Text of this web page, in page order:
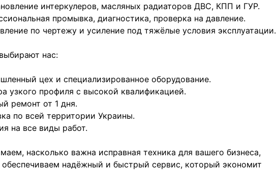
интеркулеров, масляных радиаторов ДВС, КПП и ГУР.
промывка, диагностика, проверка на давление.
по чертежу и усиление под тяжёлые условия эксплуатации.
нас:
цех и специализированное оборудование.
узкого профиля с высокой квалификацией.
ремонт от 1 дня.
по всей территории Украины.
на все виды работ.
насколько важна исправная техника для вашего бизнеса,
обеспечиваем надёжный и быстрый сервис, который экономит